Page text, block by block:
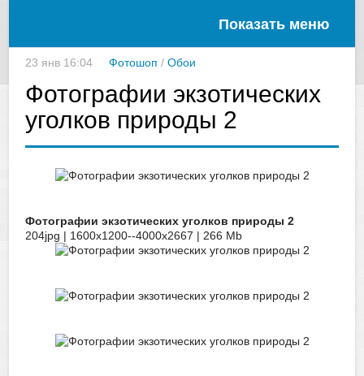
Показать меню
23 янв 16:04 Фотошоп /Обои
Фотографии экзотических
уголков природы 2
Фотографии экзотических уголков природы 2
204jpg | 1600x1200--4000x2667 | 266 Mb